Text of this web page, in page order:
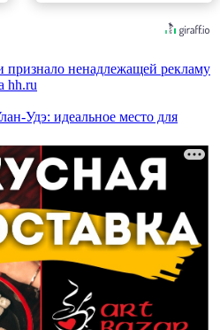
ненадлежащей рекламу
hh.ru
Удэ: идеальное место для